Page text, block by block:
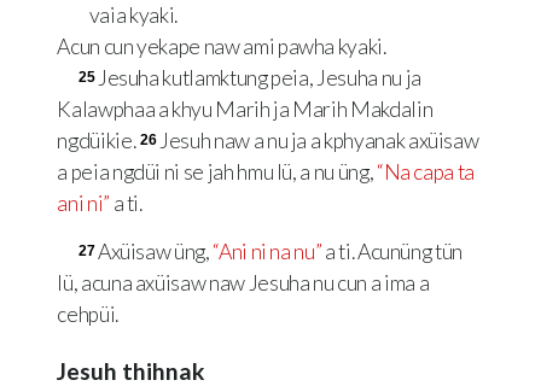
vaia kyaki.
Acun cun yekape naw ami pawha kyaki.
25 Jesuha kutlamktung peia, Jesuha nu ja
Kalawphaa a khyu Marih ja Marih Makdalin
ngdüikie. 26 Jesuh naw a nu ja a kphyanak axüisaw
a peia ngdüi ni se jah hmu lü, a nu üng,“Na capa ta
ani ni” a ti.
27Axüisaw üng,“Ani ni na nu”a ti. Acunüng tün
lü, acuna axüisaw naw Jesuha nu cun a ima a
cehpüi.
Jesuh thihnak